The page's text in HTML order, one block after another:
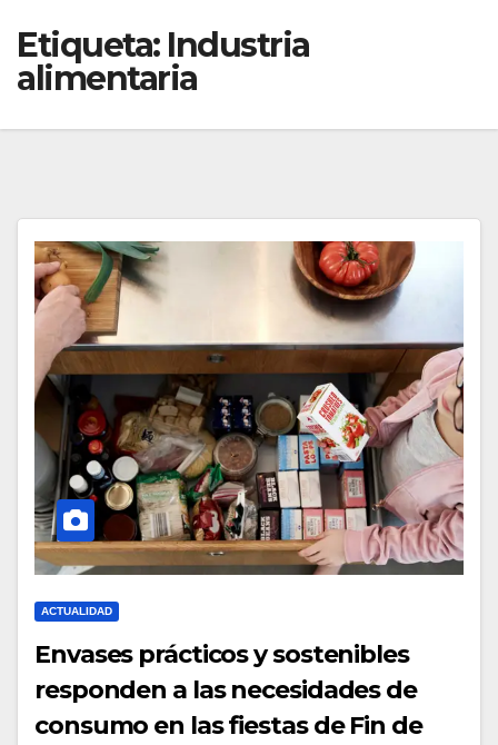
Etiqueta: Industria
alimentaria
ACTUALIDAD
Envases prácticos y sostenibles
responden a las necesidades de
consumo en las fiestas de Fin de